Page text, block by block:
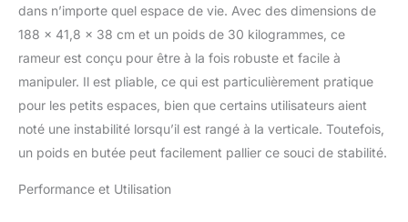
eau, vous entraînez vos
bras, jambes, ventre, dos
et arrière pour brûler
efficacement les calories.
Espace de rangement
pliable à 180°: YPOO
Rameur à Eau est facile à
main et le rouleau
dans n’importe quel espace de vie. Avec des dimensions de
188 x 41,8 x 38 cm et un poids de 30 kilogrammes, ce
rameur est conçu pour être à la fois robuste et facile à
manipuler. Il est pliable, ce qui est particulièrement pratique
pour les petits espaces, bien que certains utilisateurs aient
noté une instabilité lorsqu’il est rangé à la verticale. Toutefois,
un poids en butée peut facilement pallier ce souci de stabilité.
Performance et Utilisation